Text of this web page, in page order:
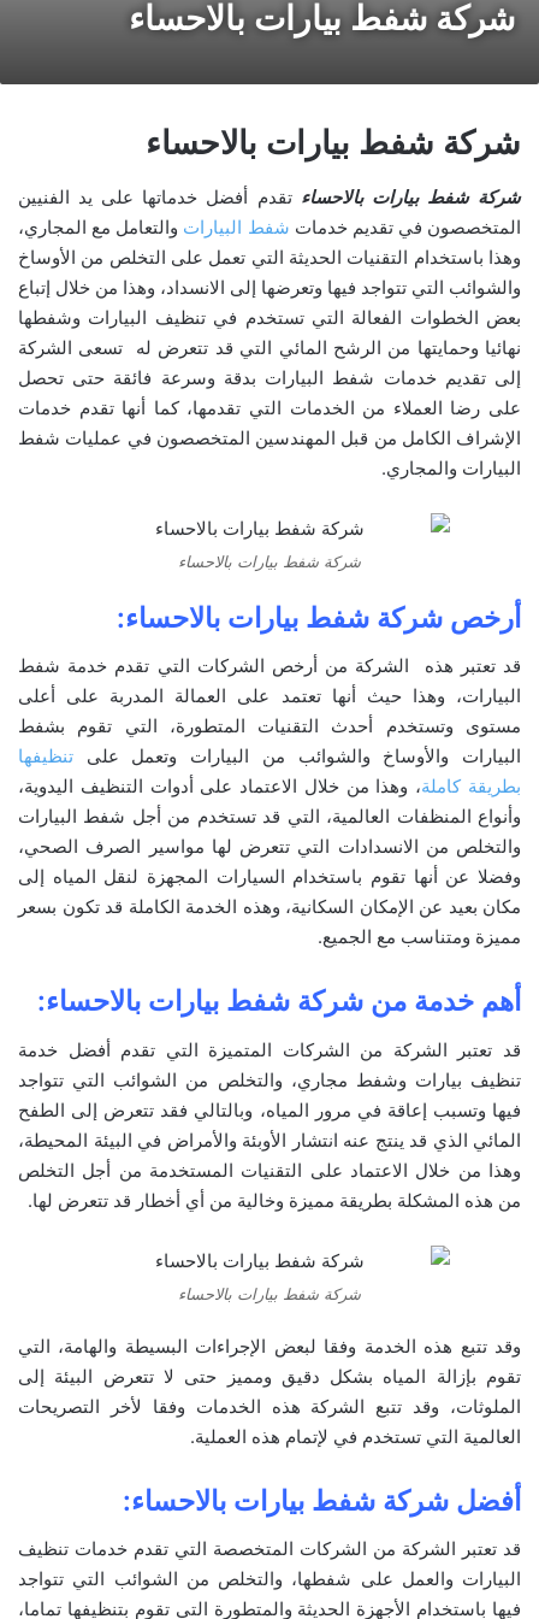
شركة شفط بيارات بالاحساء
شركة شفط بيارات بالاحساء
شركة شفط بيارات بالاحساء تقدم أفضل خدماتها على يد الفنيين
المتخصصون في تقديم خدمات شفط البيارات والتعامل مع المجاري،
وهذا باستخدام التقنيات الحديثة التي تعمل على التخلص من الأوساخ
والشوائب التي تتواجد فيها وتعرضها إلى الانسداد، وهذا من خلال إتباع
بعض الخطوات الفعالة التي تستخدم في تنظيف البيارات وشفطها
نهائيا وحمايتها من الرشح المائي التي قد تتعرض له تسعى الشركة
إلى تقديم خدمات شفط البيارات بدقة وسرعة فائقة حتى تحصل
على رضا العملاء من الخدمات التي تقدمها، كما أنها تقدم خدمات
الإشراف الكامل من قبل المهندسين المتخصصون في عمليات شفط
البيارات والمجاري.
شركة شفط بيارات بالاحساء
أرخص شركة شفط بيارات بالاحساء:
قد تعتبر هذه الشركة من أرخص الشركات التي تقدم خدمة شفط
البيارات، وهذا حيث أنها تعتمد على العمالة المدربة على أعلى
مستوى وتستخدم أحدث التقنيات المتطورة، التي تقوم بشفط
البيارات والأوساخ والشوائب من البيارات وتعمل على تنظيفها
بطريقة كاملة، وهذا من خلال الاعتماد على أدوات التنظيف اليدوية،
وأنواع المنظفات العالمية، التي قد تستخدم من أجل شفط البيارات
والتخلص من الانسدادات التي تتعرض لها مواسير الصرف الصحي،
وفضلا عن أنها تقوم باستخدام السيارات المجهزة لنقل المياه إلى
مكان بعيد عن الإمكان السكانية، وهذه الخدمة الكاملة قد تكون بسعر
مميزة ومتناسب مع الجميع.
أهم خدمة من شركة شفط بيارات بالاحساء:
قد تعتبر الشركة من الشركات المتميزة التي تقدم أفضل خدمة
تنظيف بيارات وشفط مجاري، والتخلص من الشوائب التي تتواجد
فيها وتسبب إعاقة في مرور المياه، وبالتالي فقد تتعرض إلى الطفح
المائي الذي قد ينتج عنه انتشار الأوبئة والأمراض في البيئة المحيطة،
وهذا من خلال الاعتماد على التقنيات المستخدمة من أجل التخلص
من هذه المشكلة بطريقة مميزة وخالية من أي أخطار قد تتعرض لها.
شركة شفط بيارات بالاحساء
وقد تتبع هذه الخدمة وفقا لبعض الإجراءات البسيطة والهامة، التي
تقوم بإزالة المياه بشكل دقيق ومميز حتى لا تتعرض البيئة إلى
الملوثات، وقد تتبع الشركة هذه الخدمات وفقا لأخر التصريحات
العالمية التي تستخدم في لإتمام هذه العملية.
أفضل شركة شفط بيارات بالاحساء:
قد تعتبر الشركة من الشركات المتخصصة التي تقدم خدمات تنظيف
البيارات والعمل على شفطها، والتخلص من الشوائب التي تتواجد
فيها باستخدام الأجهزة الحديثة والمتطورة التي تقوم بتنظيفها تماما،